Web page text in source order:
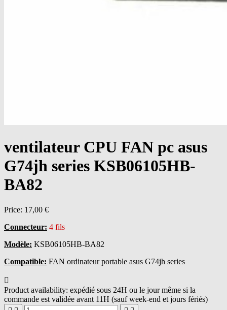
ventilateur CPU FAN pc asus
G74jh series KSB06105HB-
BA82
Price: 17,00 €
Connecteur: 4 fils
Modèle: KSB06105HB-BA82
Compatible: FAN ordinateur portable asus G74jh series

Product availability: expédié sous 24H ou le jour même si la
commande est validée avant 11H (sauf week-end et jours fériés)